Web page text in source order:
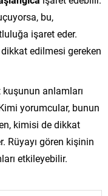
bu,
işaret eder.
edilmesi gereken
anlamları
yorumcular, bunun
kimisi de dikkat
Rüyayı gören kişinin
etkileyebilir.